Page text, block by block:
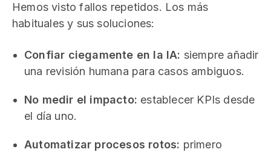
Hemos visto fallos repetidos. Los más
habituales y sus soluciones:
Confiar ciegamente en la IA: siempre añadir
una revisión humana para casos ambiguos.
No medir el impacto: establecer KPIs desde
el día uno.
Automatizar procesos rotos: primero